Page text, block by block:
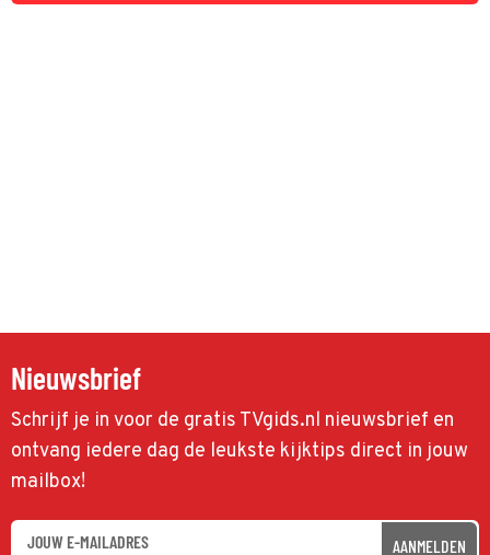
Nieuwsbrief
Schrijf je in voor de gratis TVgids.nl nieuwsbrief en
ontvang iedere dag de leukste kijktips direct in jouw
mailbox!
AANMELDEN